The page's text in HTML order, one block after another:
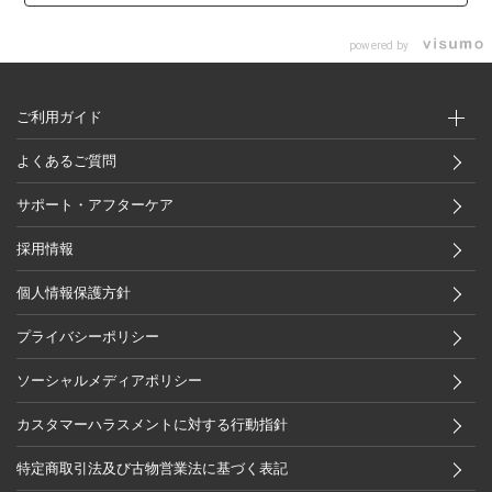
powered by
ご利用ガイド
よくあるご質問
サポート・アフターケア
採用情報
個人情報保護方針
プライバシーポリシー
ソーシャルメディアポリシー
カスタマーハラスメントに対する行動指針
特定商取引法及び古物営業法に基づく表記